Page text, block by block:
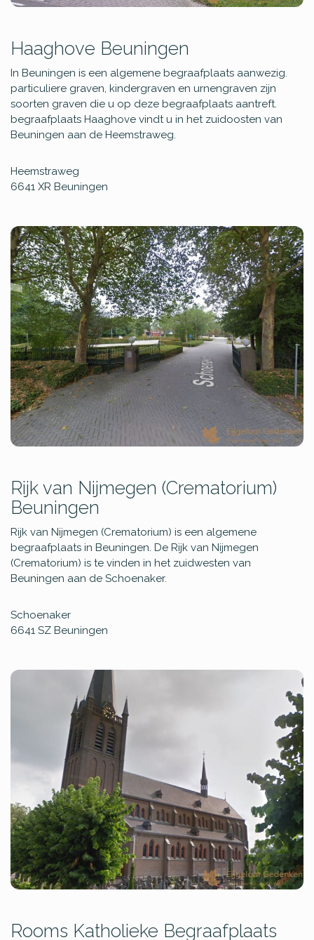
Haaghove Beuningen
In Beuningen is een algemene begraafplaats aanwezig.
particuliere graven, kindergraven en urnengraven zijn
soorten graven die u op deze begraafplaats aantreft.
begraafplaats Haaghove vindt u in het zuidoosten van
Beuningen aan de Heemstraweg.
Heemstraweg
6641 XR Beuningen
Rijk van Nijmegen (Crematorium)
Beuningen
Rijk van Nijmegen (Crematorium) is een algemene
begraafplaats in Beuningen. De Rijk van Nijmegen
(Crematorium) is te vinden in het zuidwesten van
Beuningen aan de Schoenaker.
Schoenaker
6641 SZ Beuningen
Rooms Katholieke Begraafplaats